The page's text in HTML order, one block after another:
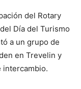
del Rotary
Día del Turismo
a un grupo de
en Trevelin y
intercambio.